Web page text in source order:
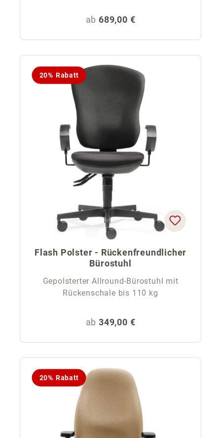
Regulärer Preis:
ab 689,00 €
20% Rabatt
Flash Polster - Rückenfreundlicher
Bürostuhl
Gepolsterter Allround-Bürostuhl mit
Rückenschale bis 110 kg
Regulärer Preis:
ab 349,00 €
20% Rabatt